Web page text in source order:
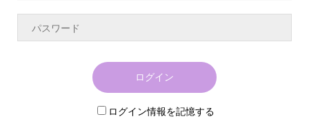
ログイン
ログイン情報を記憶する